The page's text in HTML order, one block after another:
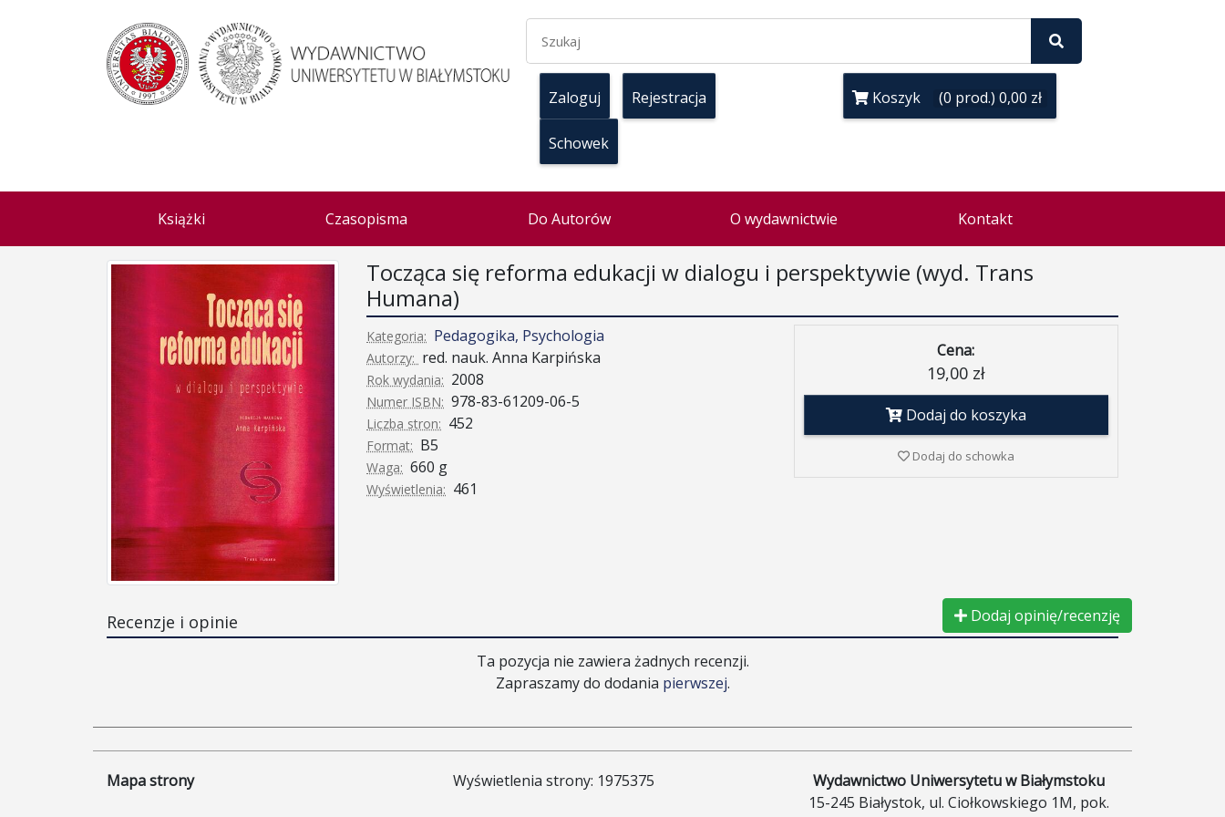
Zaloguj Rejestracja
Schowek
Koszyk (0 prod.) 0,00 zł
Książki Czasopisma Do Autorów O wydawnictwie Kontakt
Tocząca się reforma edukacji w dialogu i perspektywie (wyd. Trans
Humana)
Kategoria: Pedagogika, Psychologia
Autorzy: red. nauk. Anna Karpińska
Rok wydania: 2008
Numer ISBN: 978-83-61209-06-5
Liczba stron: 452
Format: B5
Waga: 660 g
Wyświetlenia: 461
Cena:
19,00 zł
Dodaj do koszyka
Dodaj do schowka
Recenzje i opinie Dodaj opinię/recenzję
Ta pozycja nie zawiera żadnych recenzji.
Zapraszamy do dodania pierwszej.
Mapa strony Wyświetlenia strony: 1975375
Wydawnictwo Uniwersytetu w Białymstoku
15-245 Białystok, ul. Ciołkowskiego 1M, pok.